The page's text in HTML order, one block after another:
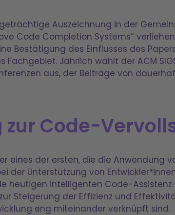
Auszeichnung in der
Code Completion Systems“
Bestätigung des Einflusses des
Jährlich wählt der ACM
aus, der Beiträge von
zur Code-
eines der ersten, die die Anwendung
der Unterstützung von
heutigen intelligenten Code-
Steigerung der Effizienz und
eng miteinander verknüpft sind.